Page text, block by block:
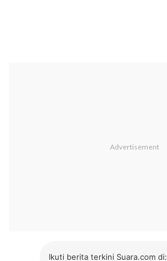
Ikuti berita terkini Suara.com di: